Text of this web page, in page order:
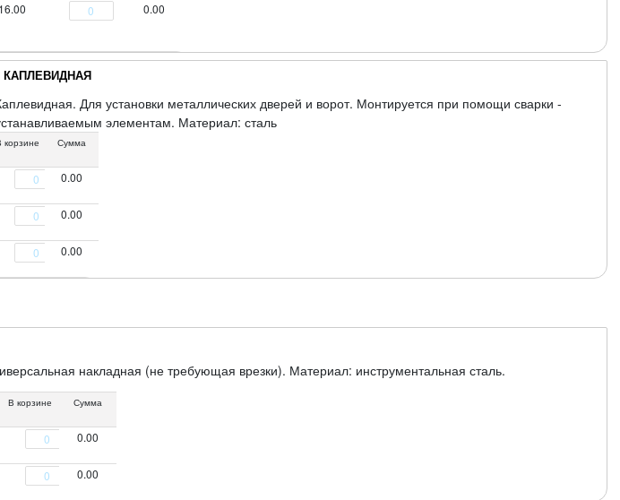
0.00
КАПЛЕВИДНАЯ
Для установки металлических дверей и ворот. Монтируется при помощи сварки -
элементам. Материал: сталь
корзине Сумма
0.00
0.00
0.00
накладная (не требующая врезки). Материал: инструментальная сталь.
В корзине Сумма
0.00
0.00